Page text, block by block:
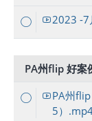
2023 -7
PA州flip 好案
PA州
5）